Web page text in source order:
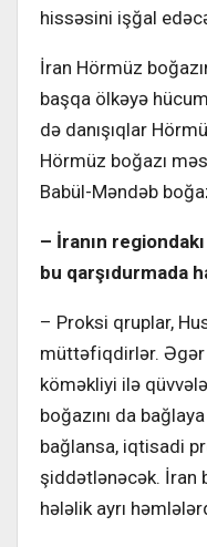
hissəsini işğal
İran Hörmüz
başqa ölkəyə
də danışıqlar
Hörmüz boğazı
Babül-Məndəb
– İranın
bu qarşıdurmada
– Proksi qruplar,
müttəfiqdirlər. Əgər
köməkliyi ilə
boğazını da
bağlansa, iqtisadi
şiddətlənəcək. İran
hələlik ayrı